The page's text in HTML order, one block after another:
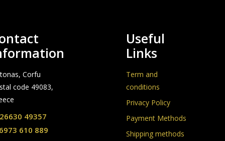
Corfu
code 49083,
26630 49357
610 889
Useful
Links
Term and
conditions
Privacy Policy
Payment Methods
Shipping methods